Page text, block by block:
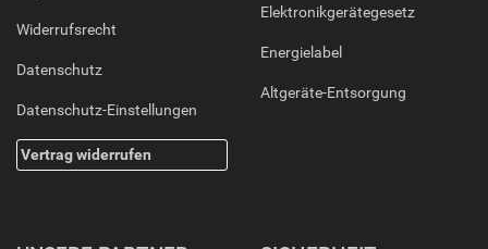
Widerrufsrecht
Datenschutz
Datenschutz-Einstellungen
Vertrag widerrufen
Elektronikgerätegesetz
Energielabel
Altgeräte-Entsorgung